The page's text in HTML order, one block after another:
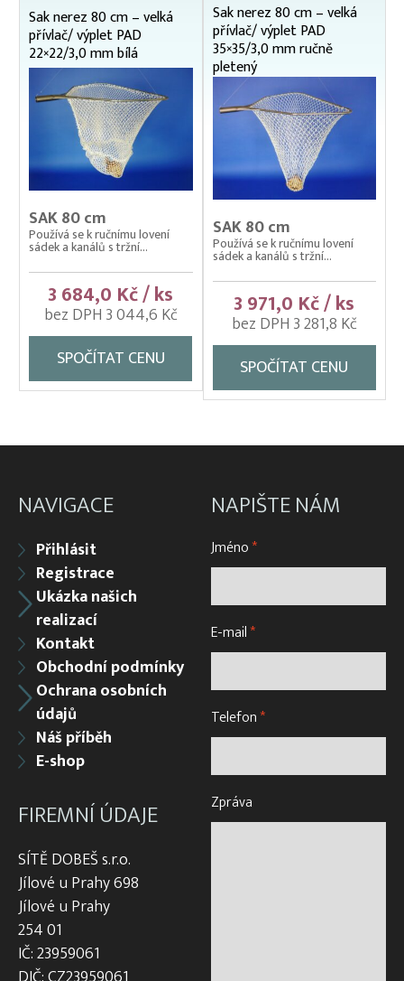
Nevody
Nosítka na ryby, rukávy na nošení
Odchovné bazény a žlaby
Planktonové (uhelonové) vybavení
Podložní sítě
Pomocné rybářské vybavení
Přebírka kaprová
Přepínací ploty
Přepravní bedny na ryby
Rukáv na vysazování
Rybářské pracovní oděvy
Třídička rybího plůdku
Vatky stahovací, kruhové (“Japonky“)
Vrhací sítě na ryby
Vzduchování
Zátahové sítě
Zpracovatelský/technologický stůl
Sak nerez 80 cm – velká
přívlač/ výplet PAD
22×22/3,0 mm bílá
SAK 80 cm
Používá se k ručnímu lovení
sádek a kanálů s tržní...
3 684,0 Kč / ks
bez DPH 3 044,6 Kč
SPOČÍTAT CENU
Sak nerez 80 cm – velká
přívlač/ výplet PAD
35×35/3,0 mm ručně
pletený
SAK 80 cm
Používá se k ručnímu lovení
sádek a kanálů s tržní...
3 971,0 Kč / ks
bez DPH 3 281,8 Kč
SPOČÍTAT CENU
NAVIGACE
Přihlásit
Registrace
Ukázka našich
realizací
Kontakt
Obchodní podmínky
Ochrana osobních
údajů
Náš příběh
E-shop
FIREMNÍ ÚDAJE
SÍTĚ DOBEŠ s.r.o.
Jílové u Prahy 698
Jílové u Prahy
254 01
IČ: 23959061
NAPIŠTE NÁM
Jméno*
E-mail*
Telefon*
Zpráva